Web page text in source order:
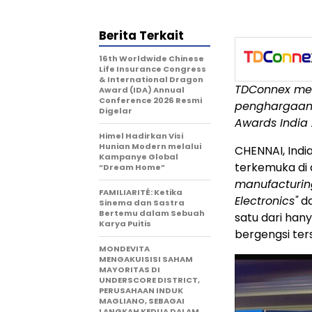
TDConnex
Awards India
CHENNAI,
terkemuka di
Electronics"
satu dari
bergengsi
Berita Terkait
16th Worldwide Chinese
Life Insurance Congress
& International Dragon
Award (IDA) Annual
Conference 2026 Resmi
Digelar
Himel Hadirkan Visi
Hunian Modern melalui
Kampanye Global
“Dream Home”
FAMILIARITÉ: Ketika
Sinema dan Sastra
Bertemu dalam Sebuah
Karya Puitis
MONDEVITA
MENGAKUISISI SAHAM
MAYORITAS DI
UNDERSCORE DISTRICT,
PERUSAHAAN INDUK
MAGLIANO, SEBAGAI